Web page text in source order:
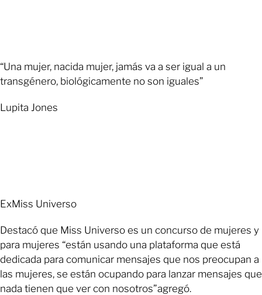
“Una mujer, nacida mujer, jamás va a ser igual a un
transgénero, biológicamente no son iguales”
Lupita Jones
ExMiss Universo
Destacó que Miss Universo es un concurso de mujeres y
para mujeres “están usando una plataforma que está
dedicada para comunicar mensajes que nos preocupan a
las mujeres, se están ocupando para lanzar mensajes que
nada tienen que ver con nosotros”agregó.